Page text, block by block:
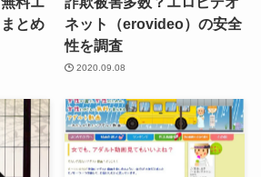
とめ
ネット（erovideo）の安全
性を調査
2020.09.08